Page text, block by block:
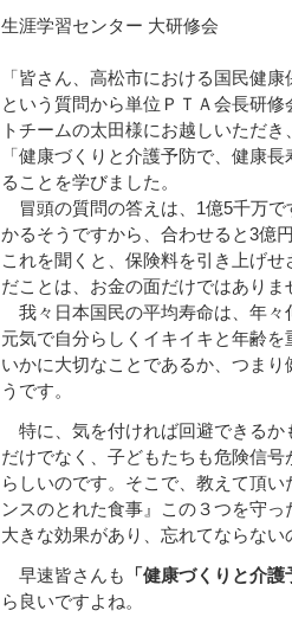
生涯学習センター
「皆さん、高松市における国民健
という質問から単位ＰＴＡ会長研
トチームの太田様にお越しいただき、
「健康づくりと介護予防で、健康
ることを学びました。
冒頭の質問の答えは、1億5千万で
かるそうですから、合わせると3億円
これを聞くと、保険料を引き上げ
だことは、お金の面だけではありま
我々日本国民の平均寿命は、年々
元気で自分らしくイキイキと年齢を
いかに大切なことであるか、つま
うです。
特に、気を付ければ回避できるか
だけでなく、子どもたちも危険信号
らしいのです。そこで、教えて頂
ンスのとれた食事』この３つを守っ
大きな効果があり、忘れてならない
早速皆さんも 「健康づくりと介護
ら良いですよね。